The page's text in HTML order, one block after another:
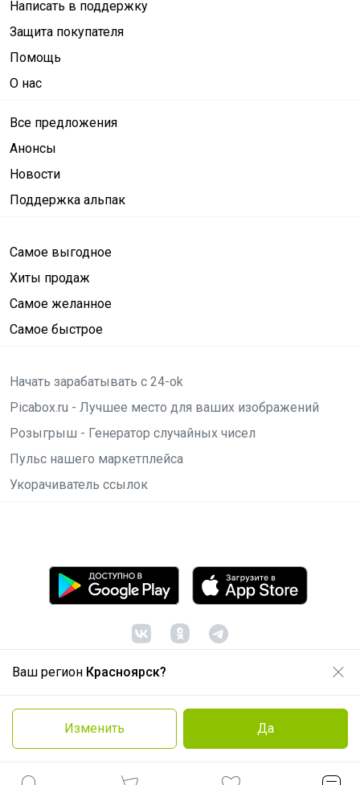
Ваш регион Красноярск?
Изменить Да
Написать в поддержку
Защита покупателя
Помощь
О нас
Все предложения
Анонсы
Новости
Поддержка альпак
Самое выгодное
Хиты продаж
Самое желанное
Самое быстрое
Начать зарабатывать с 24-ok
Picabox.ru - Лучшее место для ваших изображений
Розыгрыш - Генератор случайных чисел
Пульс нашего маркетплейса
Укорачиватель ссылок
© ООО "Лявита", ОГРН 1122468054070, 2012 -2026
Политика конфиденциальности
Cоглашение пользователя